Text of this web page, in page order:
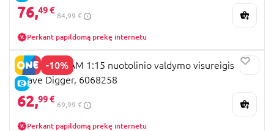
76,49 €
84,99 €
Perkant papildomą prekę internetu
-10%
E-KAINA
MONSTER JAM 1:15 nuotolinio valdymo visureigis
Grave Digger, 6068258
62,99 €
69,99 €
Perkant papildomą prekę internetu